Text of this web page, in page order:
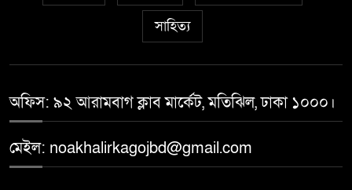
সাহিত্য
অফিস: ৯২ আরামবাগ ক্লাব মার্কেট, মতিঝিল, ঢাকা ১০০০।
মেইল: noakhalirkagojbd@gmail.com